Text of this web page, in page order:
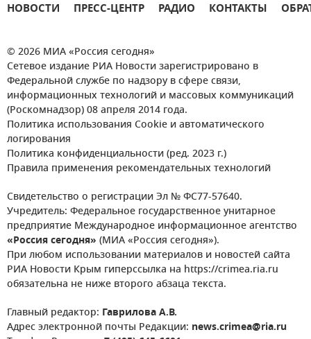
НОВОСТИ ПРЕСС-ЦЕНТР РАДИО КОНТАКТЫ
© 2026 МИА «Россия сегодня»
Сетевое издание РИА Новости зарегистрировано в
Федеральной службе по надзору в сфере связи,
информационных технологий и массовых коммуникаций
(Роскомнадзор) 08 апреля 2014 года.
Политика использования Cookie и автоматического
логирования
Политика конфиденциальности (ред. 2023 г.)
Правила применения рекомендательных технологий
Свидетельство о регистрации Эл № ФС77-57640.
Учредитель: Федеральное государственное унитарное
предприятие Международное информационное агентство
«Россия сегодня» (МИА «Россия сегодня»).
При любом использовании материалов и новостей сайта
РИА Новости Крым гиперссылка на https://crimea.ria.ru
обязательна не ниже второго абзаца текста.
Главный редактор: Гаврилова А.В.
Адрес электронной почты Редакции: news.crimea@ria.ru